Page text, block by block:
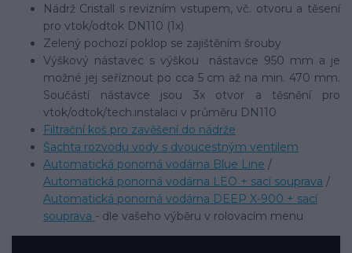
Nádrž Cristall s revizním vstupem, vč. otvoru a těsení
pro vtok/odtok DN110 (1x)
Zelený pochozí poklop se zajištěním šrouby
Výškový nástavec s výškou nástavce 950 mm a je
možné jej seříznout po cca 5 cm až na min. 470 mm.
Součástí nástavce jsou 3x otvor a těsnění pro
vtok/odtok/tech.instalaci v průměru DN110
Filtrační koš pro zavěšení do nádrže
Šachta rozvodu vody s dvoucestným ventilem
Automatická ponorná vodárna Blue Line /
Automatická ponorná vodárna LEO + sací souprava /
Automatická ponorná vodárna DEEP X-900 + sací
souprava - dle vašeho výběru v rolovacím menu